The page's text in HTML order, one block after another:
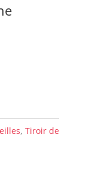
, Tiroir de